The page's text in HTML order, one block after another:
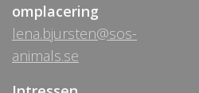
omplacering
lena.bjursten@sos-
animals.se